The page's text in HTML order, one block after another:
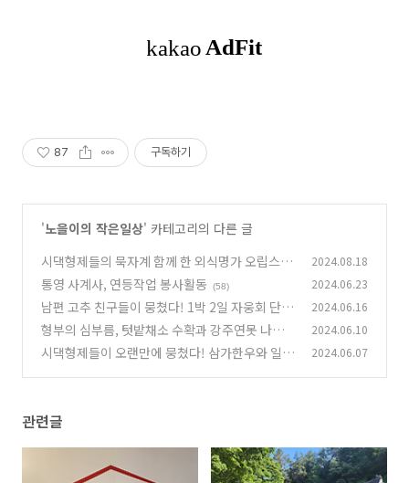
87 구독하기
'노을이의 작은일상' 카테고리의 다른 글
시댁형제들의 묵자계 함께 한 외식명가 오립스와
카페에버 (86)
2024.08.18
통영 사계사, 연등작업 봉사활동 (58) 2024.06.23
남편 고추 친구들이 뭉쳤다! 1박 2일 자웅회 단합
대회
(88)
2024.06.16
형부의 심부름, 텃밭채소 수확과 강주연못 나들
이
(68)
2024.06.10
시댁형제들이 오랜만에 뭉쳤다! 삼가한우와 일붕
2024.06.07
관련글